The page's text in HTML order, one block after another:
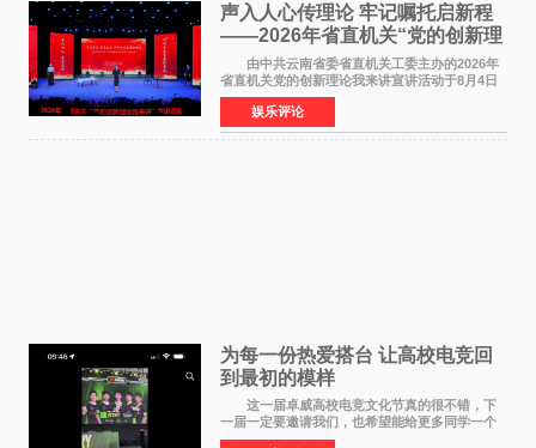
声入人心传理论 牢记嘱托启新程
——2026年省直机关“党的创新理
论我来讲”宣讲活动圆满落幕
由中共云南省委省直机关工委主办的2026年
省直机关党的创新理论我来讲宣讲活动于8月4日
至5日在昆明举办。活动以 "牢记嘱托 感恩奋进
开创云南发展新局面 "为主题，坚持以新时代中国
特色社会主义
娱乐评论
为每一份热爱搭台 让高校电竞回
到最初的模样
这一届卓威高校电竞文化节真的很不错，下
一届一定要邀请我们，也希望能给更多同学一个
来到现场的机会。 2026卓威高校电竞文化节